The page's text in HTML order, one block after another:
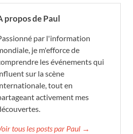
propos de Paul
par l'information
je m'efforce de
les événements qui
sur la scène
tout en
activement mes
tous les posts par Paul →